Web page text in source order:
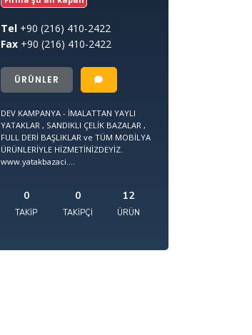
Tel +90 (216) 410-2422
Fax +90 (216) 410-2422
ÜRÜNLER
DEV KAMPANYA - İMALATTAN YAYLI
YATAKLAR , SANDIKLI ÇELİK BAZALAR ,
FULL DERİ BAŞLIKLAR ve TÜM MOBİLYA
ÜRÜNLERİYLE HİZMETİNİZDEYİZ.
www.yatakbazaci....
0
TAKIP
0
TAKIPÇI
12
ÜRÜN